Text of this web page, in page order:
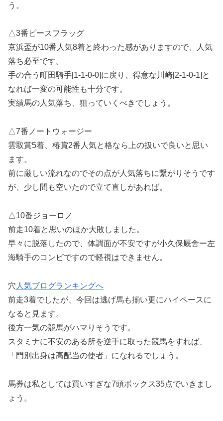
う。
△3番ピースフラッグ
京浜盃が10番人気8着と終わった感がありますので、人気
落ち必至です。
手の合う町田騎手[1-1-0-0]に戻り、得意な川崎[2-1-0-1]と
なれば一変の可能性も十分です。
実績馬の人気落ち、狙っていくべきでしょう。
△7番ノートウォージー
雲取賞5着、椿賞2番人気と格なら上の扱いで良いと思い
ます。
前に厳しい流れなのでその点が人気落ちに繋がりそうです
が、少し間も空いたので立て直しがあれば。
△10番ジョーロノ
前走10着と思いのほか大敗しました。
早々に脱落したので、体調面が不安ですが小久保厩舎ー左
海騎手のコンビですので軽視はできません。
穴 人気ブログランキングへ
前走3着でしたが、今回は逃げ馬も揃い更にハイペースに
なると見ます。
後方一気の競馬がハマりそうです。
スタミナに不安のある所を逆手に取った競馬をすれば、
「門別出身は高配当の使者」になれるでしょう。
馬券は私としては買いすぎな7頭ボックス35点でいきまし
ょう。